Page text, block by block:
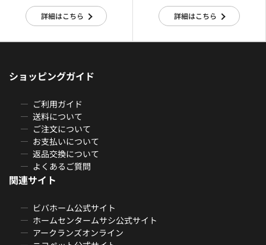
詳細はこちら 詳細はこちら
ショッピングガイド
ご利用ガイド
送料について
ご注文について
お支払いについて
返品交換について
よくあるご質問
関連サイト
ビバホーム公式サイト
ホームセンタームサシ公式サイト
アークランズオンライン